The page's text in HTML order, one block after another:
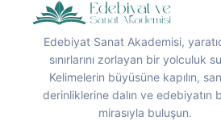
Edebiyat Sanat Akademisi,
sınırlarını zorlayan bir yolculuk
Kelimelerin büyüsüne kapılın,
derinliklerine dalın ve edebiyatın
mirasıyla buluşun.